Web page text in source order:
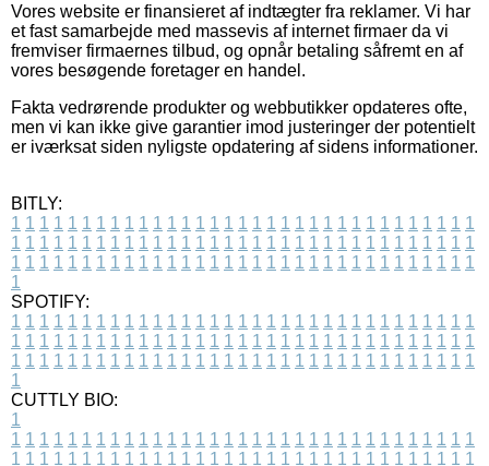
Vores website er finansieret af indtægter fra reklamer. Vi har
et fast samarbejde med massevis af internet firmaer da vi
fremviser firmaernes tilbud, og opnår betaling såfremt en af
vores besøgende foretager en handel.
Fakta vedrørende produkter og webbutikker opdateres ofte,
men vi kan ikke give garantier imod justeringer der potentielt
er iværksat siden nyligste opdatering af sidens informationer.
BITLY:
1 1 1 1 1 1 1 1 1 1 1 1 1 1 1 1 1 1 1 1 1 1 1 1 1 1 1 1 1 1 1 1 1
1 1 1 1 1 1 1 1 1 1 1 1 1 1 1 1 1 1 1 1 1 1 1 1 1 1 1 1 1 1 1 1 1
1 1 1 1 1 1 1 1 1 1 1 1 1 1 1 1 1 1 1 1 1 1 1 1 1 1 1 1 1 1 1 1 1
1
SPOTIFY:
1 1 1 1 1 1 1 1 1 1 1 1 1 1 1 1 1 1 1 1 1 1 1 1 1 1 1 1 1 1 1 1 1
1 1 1 1 1 1 1 1 1 1 1 1 1 1 1 1 1 1 1 1 1 1 1 1 1 1 1 1 1 1 1 1 1
1 1 1 1 1 1 1 1 1 1 1 1 1 1 1 1 1 1 1 1 1 1 1 1 1 1 1 1 1 1 1 1 1
1
CUTTLY BIO:
1
1 1 1 1 1 1 1 1 1 1 1 1 1 1 1 1 1 1 1 1 1 1 1 1 1 1 1 1 1 1 1 1 1
1 1 1 1 1 1 1 1 1 1 1 1 1 1 1 1 1 1 1 1 1 1 1 1 1 1 1 1 1 1 1 1 1